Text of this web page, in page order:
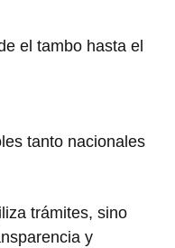
el tambo hasta el
tanto nacionales
trámites, sino
y